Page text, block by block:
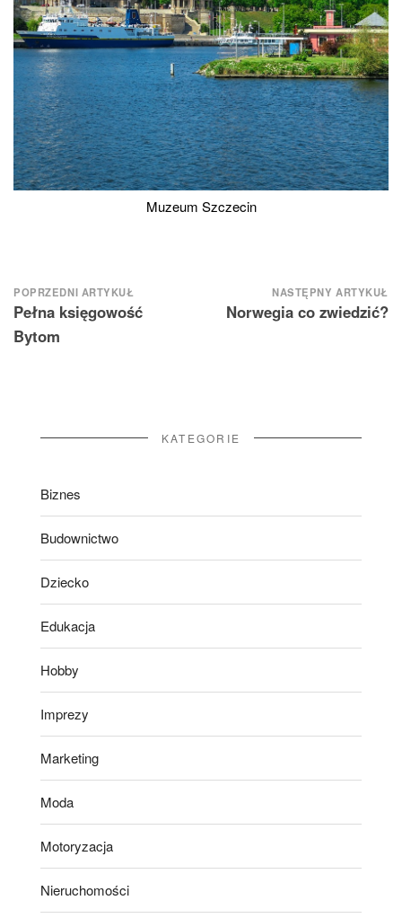
Muzeum Szczecin
Nawigacja
wpisu
POPRZEDNI ARTYKUŁ
Pełna księgowość
Bytom
NASTĘPNY ARTYKUŁ
Norwegia co zwiedzić?
KATEGORIE
Biznes
Budownictwo
Dziecko
Edukacja
Hobby
Imprezy
Marketing
Moda
Motoryzacja
Nieruchomości